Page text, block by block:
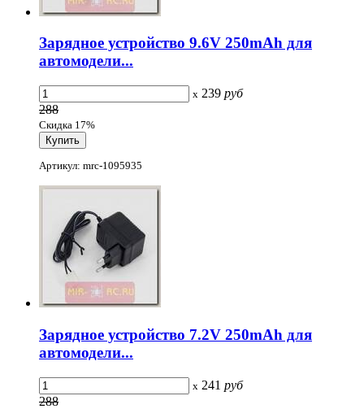
Зарядное устройство 9.6V 250mAh для
автомодели...
x 239 руб
288
Скидка 17%
Артикул: mrc-1095935
Зарядное устройство 7.2V 250mAh для
автомодели...
x 241 руб
288